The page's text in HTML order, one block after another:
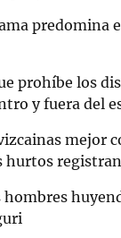
predomina
prohíbe los
y fuera del
mejor
hurtos
hombres